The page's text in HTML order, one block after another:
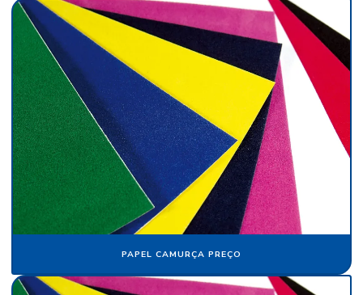
Folha de papel camurça
Folha de papel crepom parafinado
Folha de papel de seda atacado
Folha de papel veludo
Folha de seda fluorescente
Fornecedor de algodão flocado
Fornecedor de cartolina camurça
Fornecedor de crepom parafinado
Fornecedor de floco de nylon
Fornecedor de papel camurça
PAPEL CAMURÇA PREÇO